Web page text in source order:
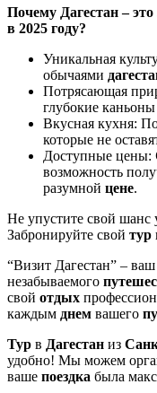
Почему Дагестан –
в 2025 году?
Уникальная
обычаями
Потрясающая
глубокие
Вкусная кухня:
которые не
Доступные цены:
возможность
разумной цене.
Не упустите свой шанс
Забронируйте свой тур
“Визит Дагестан” –
незабываемого
свой отдых
каждым днем вашего
Тур в Дагестан из
удобно! Мы можем
ваше поездка была